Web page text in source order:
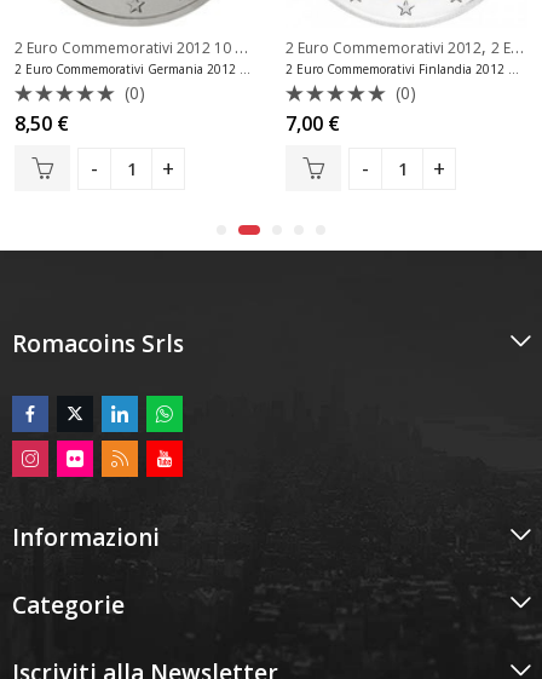
,2 Euro Commemorativi Belgio2 Euro Commemorativi 2012 10 Anni Euro ,2 Euro Commemorativi Germania
2 Euro Commemorativi Germania 2012 10 Anni Euro Zecca G
Valutato
0
su
(0)
8,50 €
2 Euro Commemorativi 2012, 2 Euro Commemorativi Finlandia
2 Euro Commemorativi Finlandia 2012 Moneta
Valutato
0
su
(0)
7,00 €
Romacoins Srls
Informazioni
Categorie